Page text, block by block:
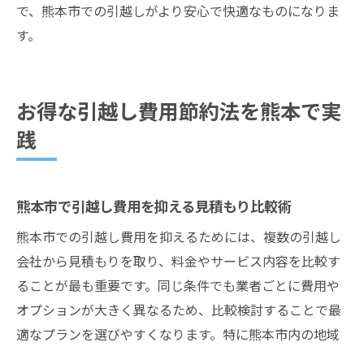
で、熊本市での引越しがより安心で快適なものになりま
す。
お得な引越し費用節約法を熊本で実
践
熊本市で引越し費用を抑える見積もり比較術
熊本市での引越し費用を抑えるためには、複数の引越し
会社から見積もりを取り、料金やサービス内容を比較す
ることが最も重要です。同じ条件でも業者ごとに費用や
オプションが大きく異なるため、比較検討することで最
適なプランを選びやすくなります。特に熊本市内の地域